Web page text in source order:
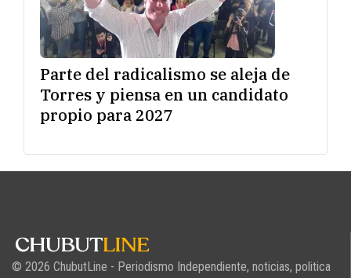
Parte del radicalismo se aleja de
Torres y piensa en un candidato
propio para 2027
© 2026 ChubutLine - Periodismo Independiente, noticias, politica